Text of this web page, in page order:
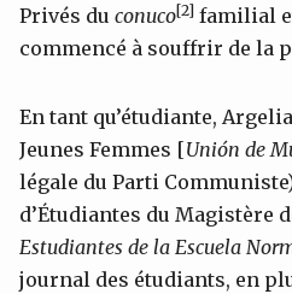
Privés du conuco[2] familial
commencé à souffrir de la
En tant qu’étudiante,
Jeunes Femmes [Unión de
légale du Parti
d’Étudiantes du Magistère
Estudiantes de la Escuela
journal des étudiants, en